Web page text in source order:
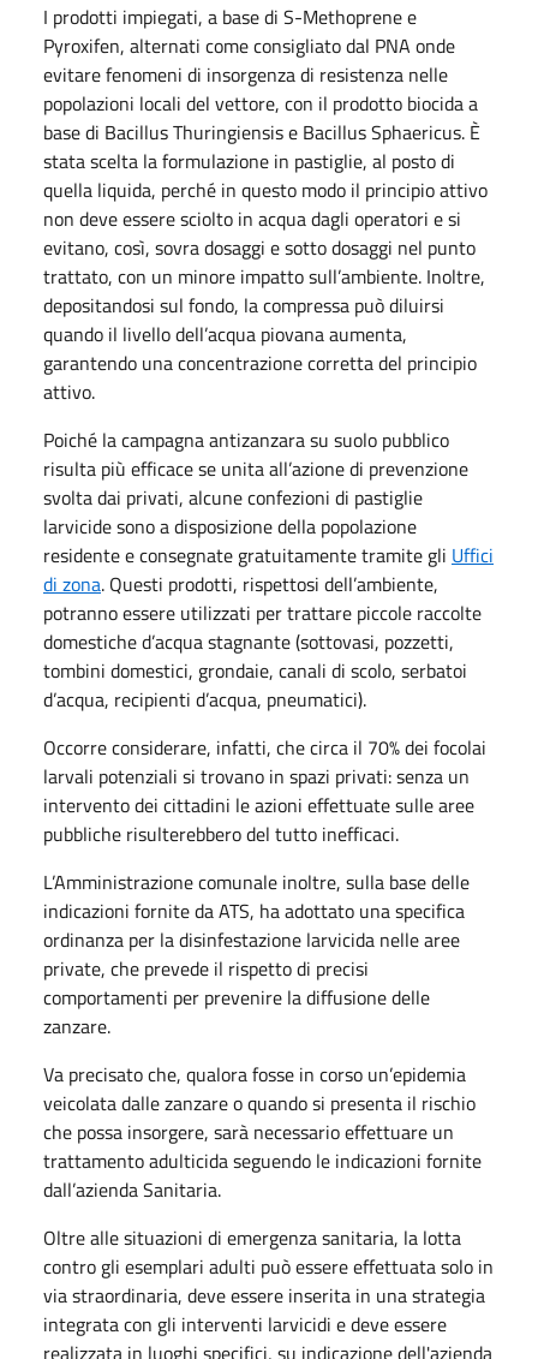
I prodotti impiegati, a base di S-Methoprene e
Pyroxifen, alternati come consigliato dal PNA onde
evitare fenomeni di insorgenza di resistenza nelle
popolazioni locali del vettore, con il prodotto biocida a
base di Bacillus Thuringiensis e Bacillus Sphaericus. È
stata scelta la formulazione in pastiglie, al posto di
quella liquida, perché in questo modo il principio attivo
non deve essere sciolto in acqua dagli operatori e si
evitano, così, sovra dosaggi e sotto dosaggi nel punto
trattato, con un minore impatto sull’ambiente. Inoltre,
depositandosi sul fondo, la compressa può diluirsi
quando il livello dell’acqua piovana aumenta,
garantendo una concentrazione corretta del principio
attivo.
Poiché la campagna antizanzara su suolo pubblico
risulta più efficace se unita all’azione di prevenzione
svolta dai privati, alcune confezioni di pastiglie
larvicide sono a disposizione della popolazione
residente e consegnate gratuitamente tramite gli Uffici
di zona. Questi prodotti, rispettosi dell’ambiente,
potranno essere utilizzati per trattare piccole raccolte
domestiche d’acqua stagnante (sottovasi, pozzetti,
tombini domestici, grondaie, canali di scolo, serbatoi
d’acqua, recipienti d’acqua, pneumatici).
Occorre considerare, infatti, che circa il 70% dei focolai
larvali potenziali si trovano in spazi privati: senza un
intervento dei cittadini le azioni effettuate sulle aree
pubbliche risulterebbero del tutto inefficaci.
L’Amministrazione comunale inoltre, sulla base delle
indicazioni fornite da ATS, ha adottato una specifica
ordinanza per la disinfestazione larvicida nelle aree
private, che prevede il rispetto di precisi
comportamenti per prevenire la diffusione delle
zanzare.
Va precisato che, qualora fosse in corso un’epidemia
veicolata dalle zanzare o quando si presenta il rischio
che possa insorgere, sarà necessario effettuare un
trattamento adulticida seguendo le indicazioni fornite
dall’azienda Sanitaria.
Oltre alle situazioni di emergenza sanitaria, la lotta
contro gli esemplari adulti può essere effettuata solo in
via straordinaria, deve essere inserita in una strategia
integrata con gli interventi larvicidi e deve essere
realizzata in luoghi specifici, su indicazione dell'azienda